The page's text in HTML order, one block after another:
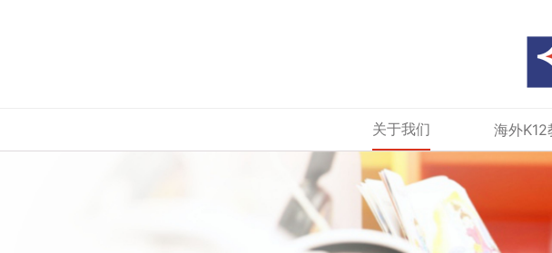
关于我们 海外K12